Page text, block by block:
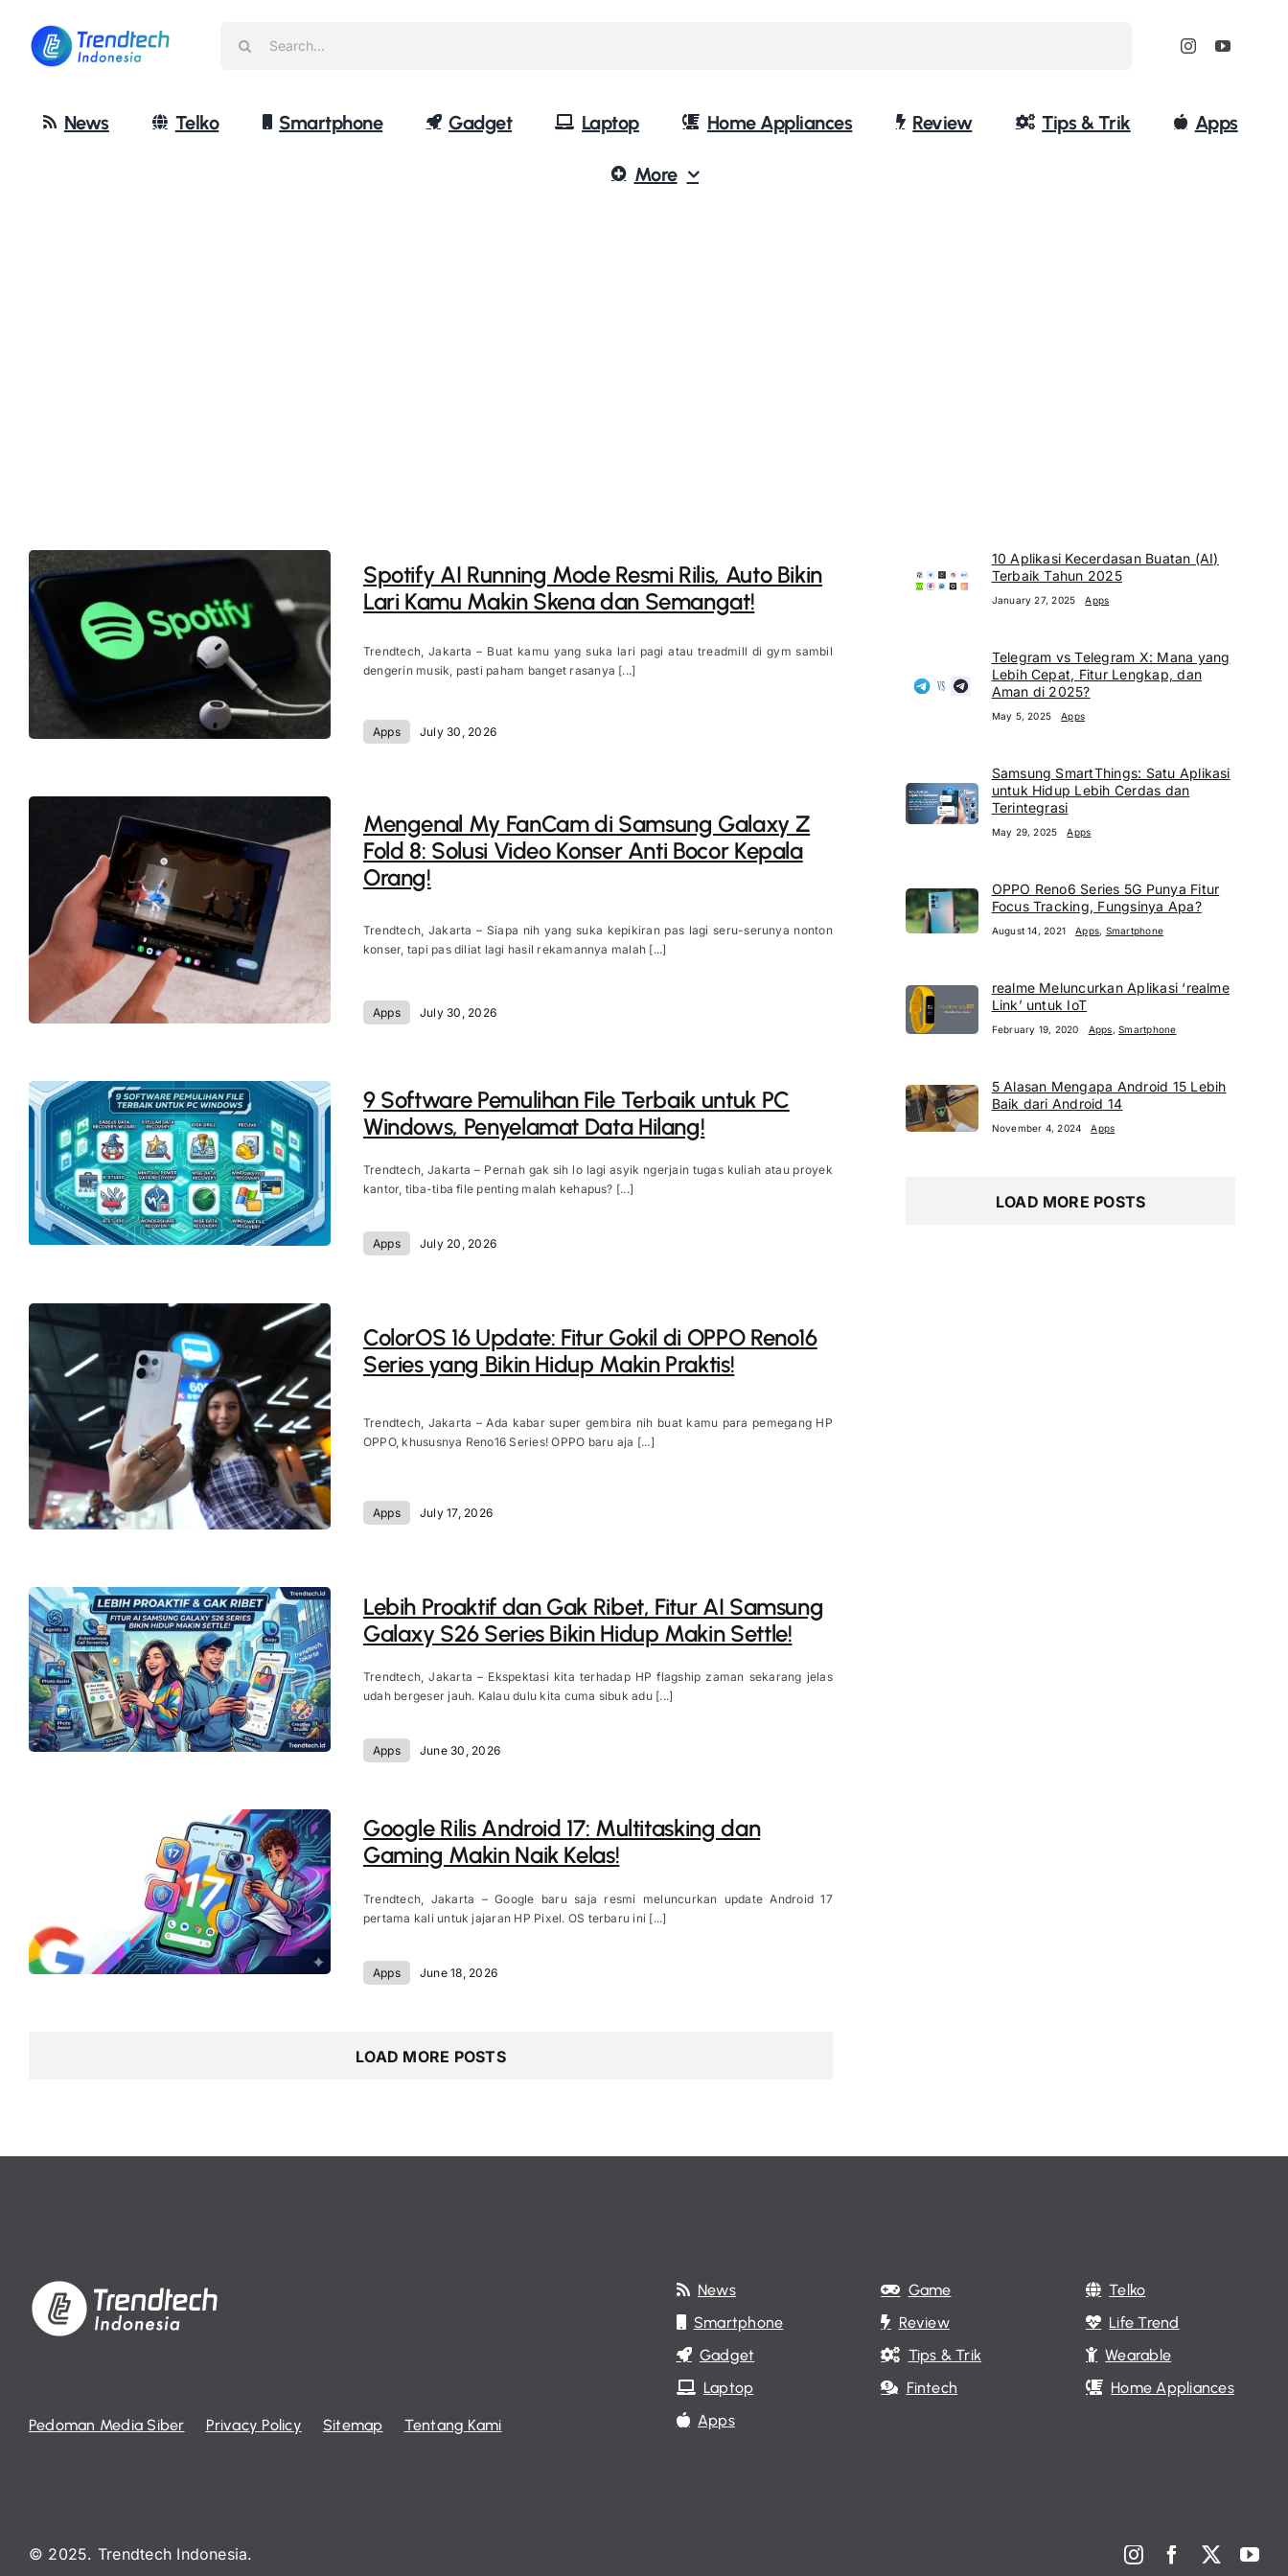
content
News Telko Smartphone Gadget Laptop Home Appliances Review Tips & Trik Apps
More
Spotify AI Running Mode Resmi Rilis, Auto Bikin
Lari Kamu Makin Skena dan Semangat!
Trendtech, Jakarta – Buat kamu yang suka lari pagi atau treadmill di gym sambil
dengerin musik, pasti paham banget rasanya [...]
Apps July 30, 2026
Mengenal My FanCam di Samsung Galaxy Z
Fold 8: Solusi Video Konser Anti Bocor Kepala
Orang!
Trendtech, Jakarta – Siapa nih yang suka kepikiran pas lagi seru-serunya nonton
konser, tapi pas diliat lagi hasil rekamannya malah [...]
Apps July 30, 2026
9 Software Pemulihan File Terbaik untuk PC
Windows, Penyelamat Data Hilang!
Trendtech, Jakarta – Pernah gak sih lo lagi asyik ngerjain tugas kuliah atau proyek
kantor, tiba-tiba file penting malah kehapus? [...]
Apps July 20, 2026
ColorOS 16 Update: Fitur Gokil di OPPO Reno16
Series yang Bikin Hidup Makin Praktis!
Trendtech, Jakarta – Ada kabar super gembira nih buat kamu para pemegang HP
OPPO, khususnya Reno16 Series! OPPO baru aja [...]
Apps July 17, 2026
Lebih Proaktif dan Gak Ribet, Fitur AI Samsung
Galaxy S26 Series Bikin Hidup Makin Settle!
Trendtech, Jakarta – Ekspektasi kita terhadap HP flagship zaman sekarang jelas
udah bergeser jauh. Kalau dulu kita cuma sibuk adu [...]
Apps June 30, 2026
Google Rilis Android 17: Multitasking dan
Gaming Makin Naik Kelas!
Trendtech, Jakarta – Google baru saja resmi meluncurkan update Android 17
pertama kali untuk jajaran HP Pixel. OS terbaru ini [...]
Apps June 18, 2026
LOAD MORE POSTS
10 Aplikasi Kecerdasan Buatan (AI)
Terbaik Tahun 2025
January 27, 2025 Apps
Telegram vs Telegram X: Mana yang
Lebih Cepat, Fitur Lengkap, dan
Aman di 2025?
May 5, 2025 Apps
Samsung SmartThings: Satu Aplikasi
untuk Hidup Lebih Cerdas dan
Terintegrasi
May 29, 2025 Apps
OPPO Reno6 Series 5G Punya Fitur
Focus Tracking, Fungsinya Apa?
August 14, 2021 Apps, Smartphone
realme Meluncurkan Aplikasi ‘realme
Link’ untuk IoT
February 19, 2020 Apps,Smartphone
5 Alasan Mengapa Android 15 Lebih
Baik dari Android 14
November 4, 2024 Apps
LOAD MORE POSTS
Pedoman Media Siber Privacy Policy Sitemap Tentang Kami
News
Smartphone
Gadget
Laptop
Apps
Game
Review
Tips & Trik
Fintech
Telko
Life Trend
Wearable
Home Appliances
© 2025. Trendtech Indonesia.